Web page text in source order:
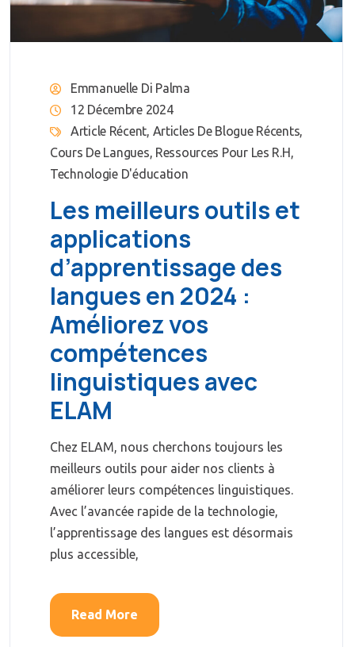
Emmanuelle Di Palma
12 Décembre 2024
Article Récent, Articles De Blogue Récents,
Cours De Langues, Ressources Pour Les R.H,
Technologie D'éducation
Les meilleurs outils et
applications
d’apprentissage des
langues en 2024 :
Améliorez vos
compétences
linguistiques avec
ELAM
Chez ELAM, nous cherchons toujours les
meilleurs outils pour aider nos clients à
améliorer leurs compétences linguistiques.
Avec l’avancée rapide de la technologie,
l’apprentissage des langues est désormais
plus accessible,
Read More